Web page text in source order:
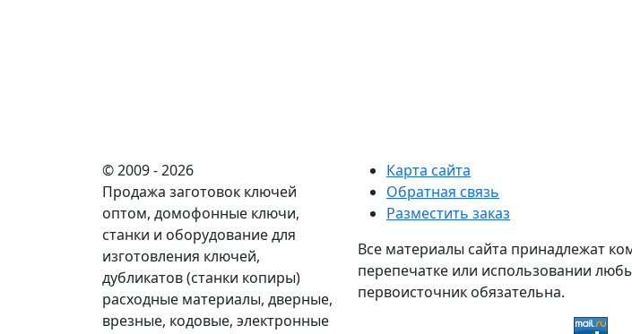
© 2009 - 2026
Продажа заготовок ключей
оптом, домофонные ключи,
станки и оборудование для
изготовления ключей,
дубликатов (станки копиры)
расходные материалы, дверные,
врезные, кодовые, электронные
Карта сайта
Обратная связь
Разместить заказ
Все материалы сайта принадлежат
перепечатке или использовании
первоисточник обязательна.